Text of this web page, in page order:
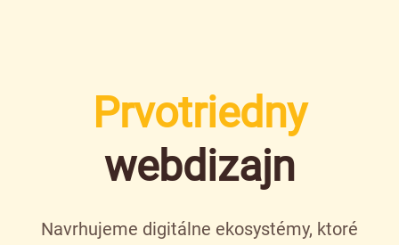
Prvotriedny
webdizajn
Navrhujeme digitálne ekosystémy, ktoré